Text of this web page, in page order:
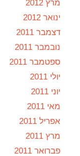
מרץ 2012
ינואר 2012
דצמבר 2011
נובמבר 2011
ספטמבר 2011
יולי 2011
יוני 2011
מאי 2011
אפריל 2011
מרץ 2011
פברואר 2011